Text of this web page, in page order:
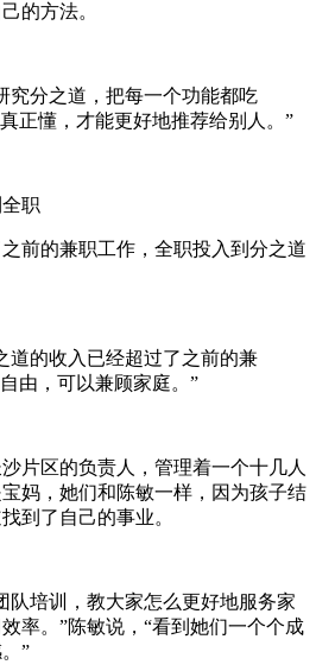
的方法。
究分之道，把每一个功能都吃
正懂，才能更好地推荐给别人。”
职
前的兼职工作，全职投入到分之道
道的收入已经超过了之前的兼
由，可以兼顾家庭。”
片区的负责人，管理着一个十几人
妈，她们和陈敏一样，因为孩子结
到了自己的事业。
队培训，教大家怎么更好地服务家
率。”陈敏说，“看到她们一个个成
”